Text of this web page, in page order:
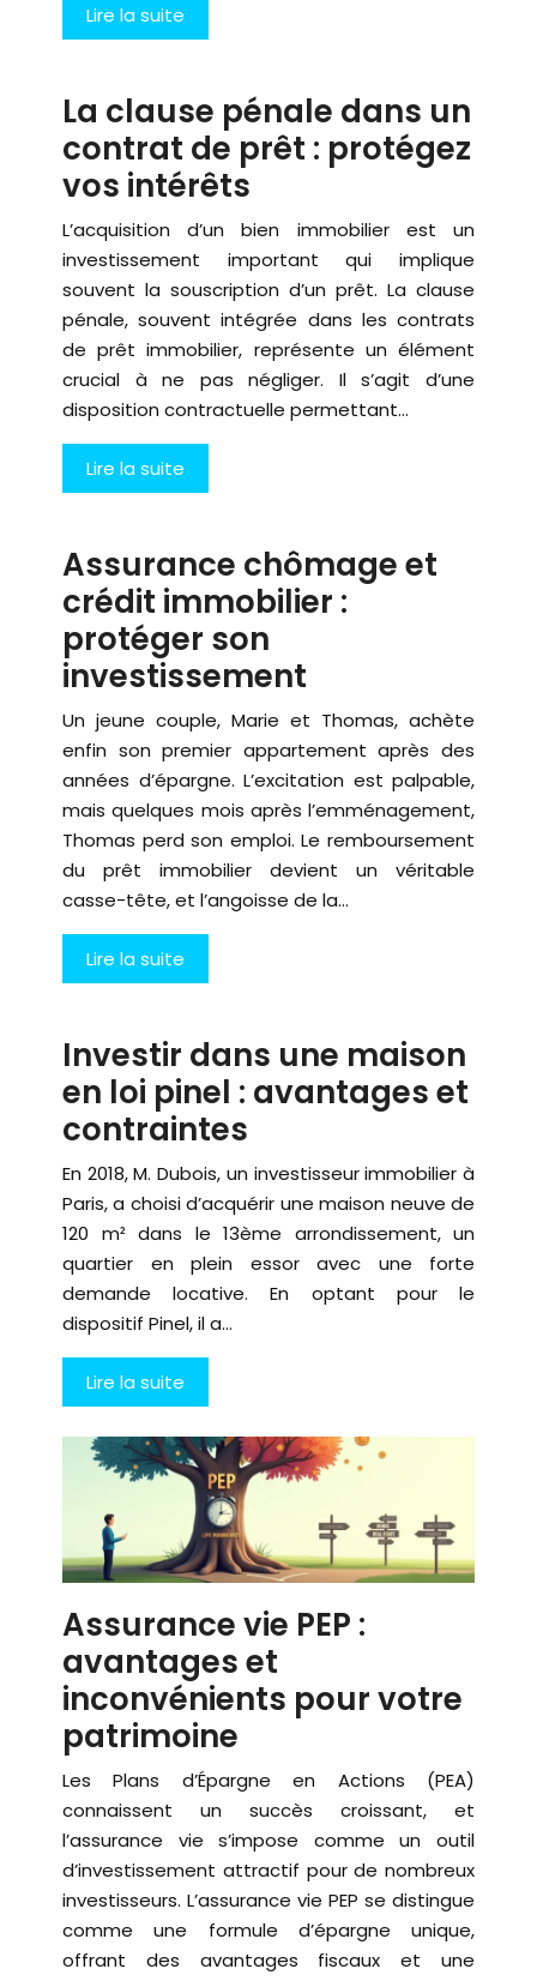
Lire la suite
La clause pénale dans un
contrat de prêt : protégez
vos intérêts
L’acquisition d’un bien immobilier est un
investissement important qui implique
souvent la souscription d’un prêt. La clause
pénale, souvent intégrée dans les contrats
de prêt immobilier, représente un élément
crucial à ne pas négliger. Il s’agit d’une
disposition contractuelle permettant…
Lire la suite
Assurance chômage et
crédit immobilier :
protéger son
investissement
Un jeune couple, Marie et Thomas, achète
enfin son premier appartement après des
années d’épargne. L’excitation est palpable,
mais quelques mois après l’emménagement,
Thomas perd son emploi. Le remboursement
du prêt immobilier devient un véritable
casse-tête, et l’angoisse de la…
Lire la suite
Investir dans une maison
en loi pinel : avantages et
contraintes
En 2018, M. Dubois, un investisseur immobilier à
Paris, a choisi d’acquérir une maison neuve de
120 m² dans le 13ème arrondissement, un
quartier en plein essor avec une forte
demande locative. En optant pour le
dispositif Pinel, il a…
Lire la suite
Assurance vie PEP :
avantages et
inconvénients pour votre
patrimoine
Les Plans d’Épargne en Actions (PEA)
connaissent un succès croissant, et
l’assurance vie s’impose comme un outil
d’investissement attractif pour de nombreux
investisseurs. L’assurance vie PEP se distingue
comme une formule d’épargne unique,
offrant des avantages fiscaux et une